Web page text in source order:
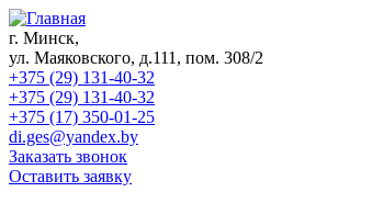
г. Минск,
ул. Маяковского, д.111, пом. 308/2
+375 (29) 131-40-32
+375 (29) 131-40-32
+375 (17) 350-01-25
di.ges@yandex.by
Заказать звонок
Оставить заявку